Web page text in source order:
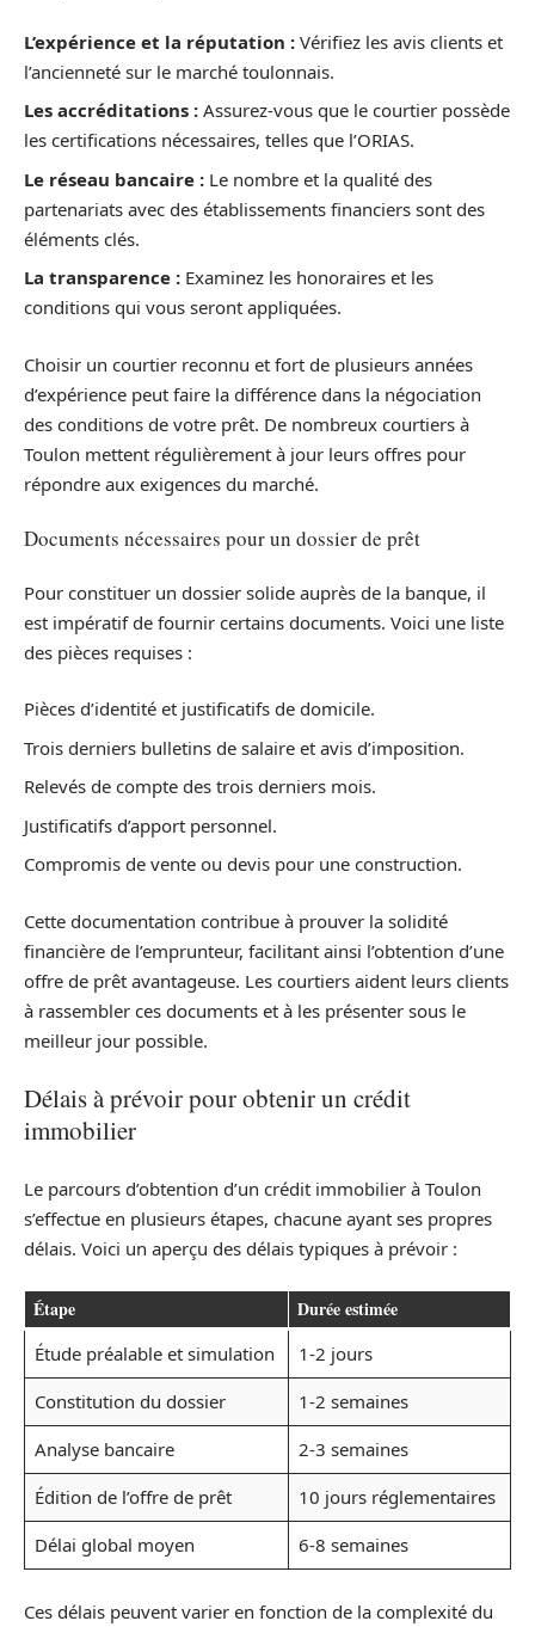
L’expérience et la réputation : Vérifiez les avis clients et
l’ancienneté sur le marché toulonnais.
Les accréditations : Assurez-vous que le courtier possède
les certifications nécessaires, telles que l’ORIAS.
Le réseau bancaire : Le nombre et la qualité des
partenariats avec des établissements financiers sont des
éléments clés.
La transparence : Examinez les honoraires et les
conditions qui vous seront appliquées.
Choisir un courtier reconnu et fort de plusieurs années
d’expérience peut faire la différence dans la négociation
des conditions de votre prêt. De nombreux courtiers à
Toulon mettent régulièrement à jour leurs offres pour
répondre aux exigences du marché.
Documents nécessaires pour un dossier de prêt
Pour constituer un dossier solide auprès de la banque, il
est impératif de fournir certains documents. Voici une liste
des pièces requises :
Pièces d’identité et justificatifs de domicile.
Trois derniers bulletins de salaire et avis d’imposition.
Relevés de compte des trois derniers mois.
Justificatifs d’apport personnel.
Compromis de vente ou devis pour une construction.
Cette documentation contribue à prouver la solidité
financière de l’emprunteur, facilitant ainsi l’obtention d’une
offre de prêt avantageuse. Les courtiers aident leurs clients
à rassembler ces documents et à les présenter sous le
meilleur jour possible.
Délais à prévoir pour obtenir un crédit
immobilier
Le parcours d’obtention d’un crédit immobilier à Toulon
s’effectue en plusieurs étapes, chacune ayant ses propres
délais. Voici un aperçu des délais typiques à prévoir :
Étape Durée estimée
Étude préalable et simulation
1-2 jours
Constitution du dossier
1-2 semaines
Analyse bancaire
2-3 semaines
Édition de l’offre de prêt
10 jours réglementaires
Délai global moyen
6-8 semaines
Ces délais peuvent varier en fonction de la complexité du